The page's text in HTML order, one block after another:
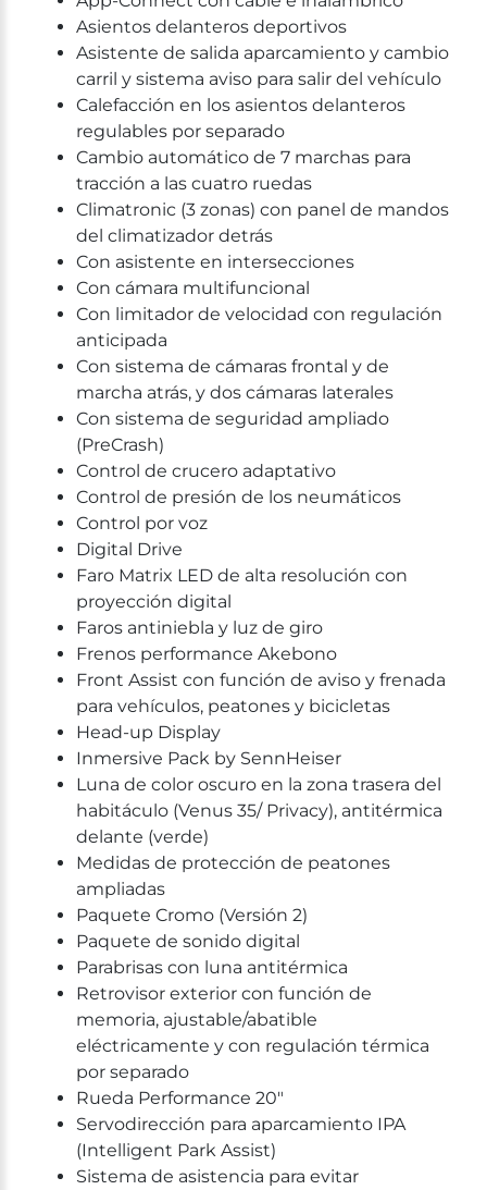
Asientos delanteros deportivos
Asistente de salida aparcamiento y cambio
carril y sistema aviso para salir del vehículo
Calefacción en los asientos delanteros
regulables por separado
Cambio automático de 7 marchas para
tracción a las cuatro ruedas
Climatronic (3 zonas) con panel de mandos
del climatizador detrás
Con asistente en intersecciones
Con cámara multifuncional
Con limitador de velocidad con regulación
anticipada
Con sistema de cámaras frontal y de
marcha atrás, y dos cámaras laterales
Con sistema de seguridad ampliado
(PreCrash)
Control de crucero adaptativo
Control de presión de los neumáticos
Control por voz
Digital Drive
Faro Matrix LED de alta resolución con
proyección digital
Faros antiniebla y luz de giro
Frenos performance Akebono
Front Assist con función de aviso y frenada
para vehículos, peatones y bicicletas
Head-up Display
Inmersive Pack by SennHeiser
Luna de color oscuro en la zona trasera del
habitáculo (Venus 35/ Privacy), antitérmica
delante (verde)
Medidas de protección de peatones
ampliadas
Paquete Cromo (Versión 2)
Paquete de sonido digital
Parabrisas con luna antitérmica
Retrovisor exterior con función de
memoria, ajustable/abatible
eléctricamente y con regulación térmica
por separado
Rueda Performance 20"
Servodirección para aparcamiento IPA
(Intelligent Park Assist)
Sistema de asistencia para evitar